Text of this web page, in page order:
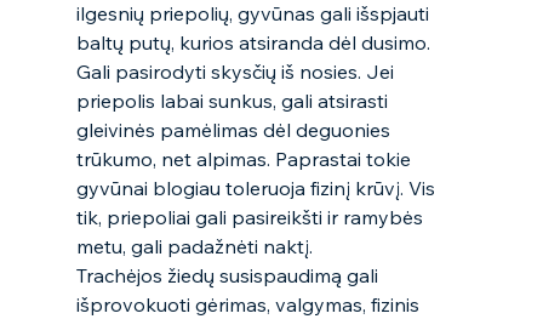
ilgesnių priepolių, gyvūnas gali išspjauti
baltų putų, kurios atsiranda dėl dusimo.
Gali pasirodyti skysčių iš nosies. Jei
priepolis labai sunkus, gali atsirasti
gleivinės pamėlimas dėl deguonies
trūkumo, net alpimas. Paprastai tokie
gyvūnai blogiau toleruoja fizinį krūvį. Vis
tik, priepoliai gali pasireikšti ir ramybės
metu, gali padažnėti naktį.
Trachėjos žiedų susispaudimą gali
išprovokuoti gėrimas, valgymas, fizinis